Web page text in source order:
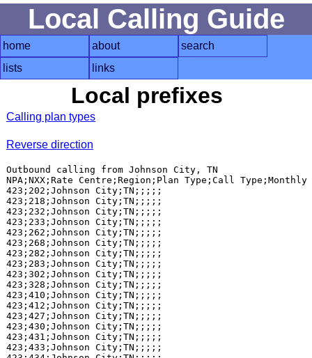
Local Calling Guide
home about
search
lists
links
Local prefixes
Calling plan types
Reverse direction
Outbound calling from Johnson City, TN
NPA;NXX;Rate Centre;Region;Plan Type;Call
423;202;Johnson City;TN;;;;;
423;218;Johnson City;TN;;;;;
423;232;Johnson City;TN;;;;;
423;233;Johnson City;TN;;;;;
423;262;Johnson City;TN;;;;;
423;268;Johnson City;TN;;;;;
423;282;Johnson City;TN;;;;;
423;283;Johnson City;TN;;;;;
423;302;Johnson City;TN;;;;;
423;328;Johnson City;TN;;;;;
423;410;Johnson City;TN;;;;;
423;412;Johnson City;TN;;;;;
423;427;Johnson City;TN;;;;;
423;430;Johnson City;TN;;;;;
423;431;Johnson City;TN;;;;;
423;433;Johnson City;TN;;;;;